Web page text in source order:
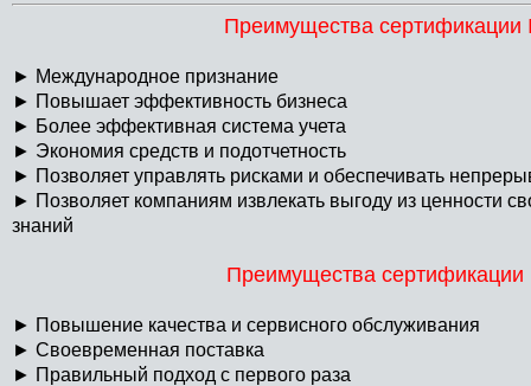
Преимущества
► Международное признание
► Повышает эффективность бизнеса
► Более эффективная система учета
► Экономия средств и подотчетность
► Позволяет управлять рисками и обеспечивать
► Позволяет компаниям извлекать выгоду из ценности
знаний
Преимущества
► Повышение качества и сервисного обслуживания
► Своевременная поставка
► Правильный подход с первого раза